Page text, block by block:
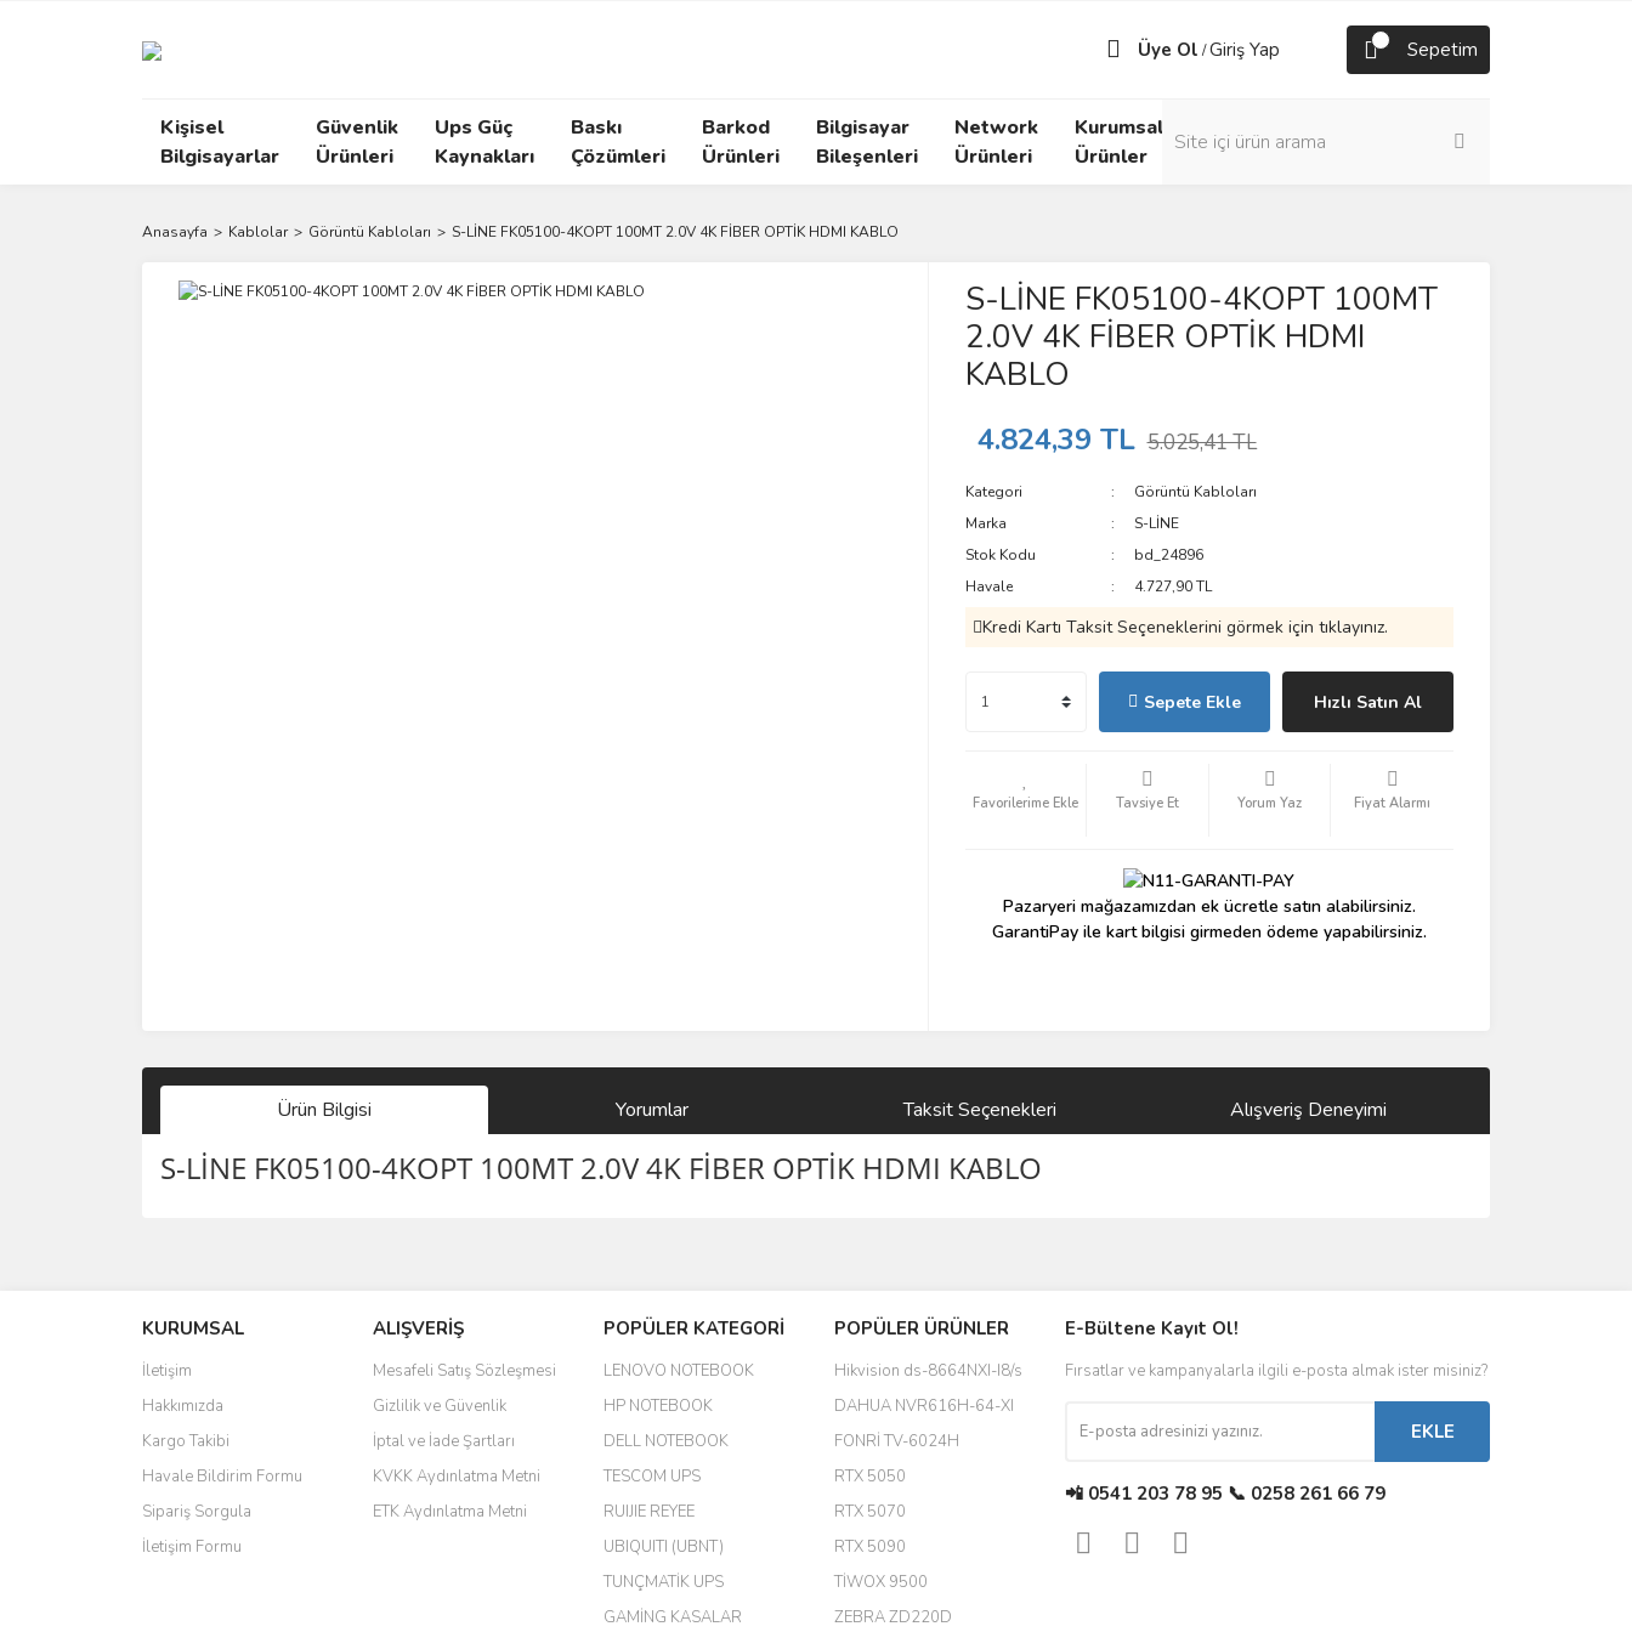
Üye Ol /Giriş Yap Sepetim
Kişisel
Bilgisayarlar
Güvenlik
Ürünleri
Ups Güç
Kaynakları
Baskı
Çözümleri
Barkod
Ürünleri
Bilgisayar
Bileşenleri
Network
Ürünleri
Kurumsal
Ürünler
Anasayfa Kablolar Görüntü Kabloları S-LİNE FK05100-4KOPT 100MT 2.0V 4K FİBER OPTİK HDMI KABLO
S-LİNE FK05100-4KOPT 100MT
2.0V 4K FİBER OPTİK HDMI
KABLO
4.824,39 TL 5.025,41 TL
Kategori
Görüntü Kabloları
Marka
S-LİNE
Stok Kodu
bd_24896
Havale
4.727,90 TL
Kredi Kartı Taksit Seçeneklerini görmek için tıklayınız.
Sepete Ekle Hızlı Satın Al
Tavsiye Et Yorum Yaz Fiyat Alarmı
Pazaryeri mağazamızdan ek ücretle satın alabilirsiniz.
GarantiPay ile kart bilgisi girmeden ödeme yapabilirsiniz.
Ürün Bilgisi Yorumlar Taksit Seçenekleri Alışveriş Deneyimi
S-LİNE FK05100-4KOPT 100MT 2.0V 4K FİBER OPTİK HDMI KABLO
kamera ile 24 izlenmektedir diye küçük bir tabela olsa daha hoş olurdu
Barış Başaran | 04/07/2026
hızlı güvenli bir alışveriş oldu
Yalçın Kaya | 20/06/2026
KURUMSAL
İletişim
Hakkımızda
Kargo Takibi
Havale Bildirim Formu
Sipariş Sorgula
İletişim Formu
ALIŞVERİŞ
Mesafeli Satış Sözleşmesi
Gizlilik ve Güvenlik
İptal ve İade Şartları
KVKK Aydınlatma Metni
ETK Aydınlatma Metni
POPÜLER KATEGORİ
LENOVO NOTEBOOK
HP NOTEBOOK
DELL NOTEBOOK
TESCOM UPS
RUIJIE REYEE
UBIQUITI (UBNT)
TUNÇMATİK UPS
GAMİNG KASALAR
POPÜLER ÜRÜNLER
Hikvision ds-8664NXI-I8/s
DAHUA NVR616H-64-XI
FONRİ TV-6024H
RTX 5050
RTX 5070
RTX 5090
TİWOX 9500
ZEBRA ZD220D
E-Bültene Kayıt Ol!
Fırsatlar ve kampanyalarla ilgili e-posta almak ister misiniz?
EKLE
📲 0541 203 78 95 📞 0258 261 66 79